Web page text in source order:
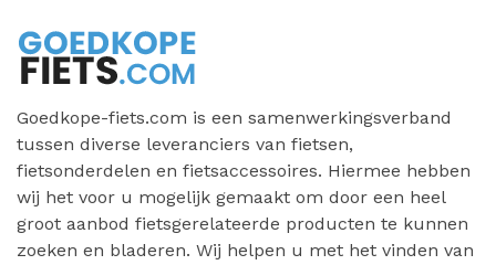
Goedkope-fiets.com is een samenwerkingsverband
tussen diverse leveranciers van fietsen,
fietsonderdelen en fietsaccessoires. Hiermee hebben
wij het voor u mogelijk gemaakt om door een heel
groot aanbod fietsgerelateerde producten te kunnen
zoeken en bladeren. Wij helpen u met het vinden van